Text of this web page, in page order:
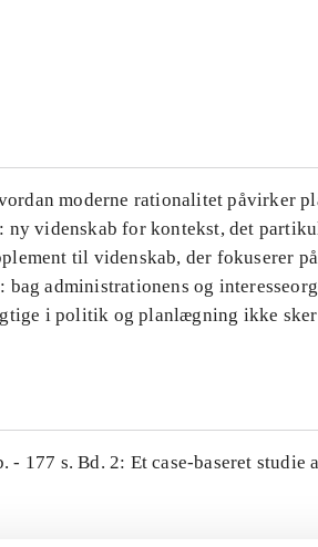
moderne rationalitet påvirker
videnskab for kontekst, det
til videnskab, der fokuserer
administrationens og
i politik og planlægning ikke
- 177 s. Bd. 2: Et case-baseret